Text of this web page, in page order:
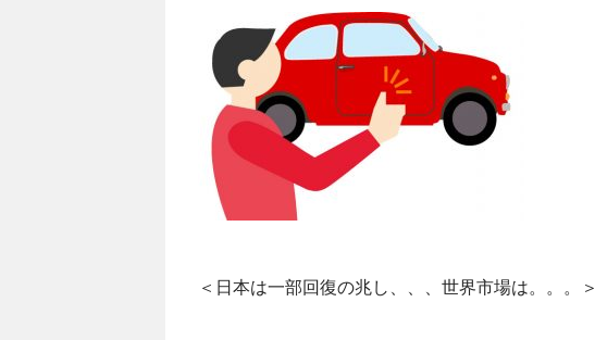
＜日本は一部回復の兆し、、、世界市場は。。。＞